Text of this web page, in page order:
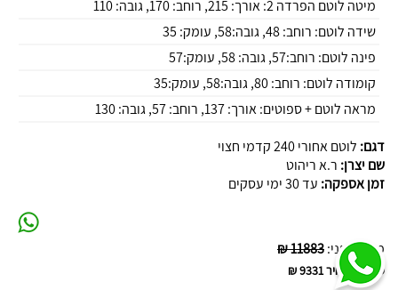
מיטה לוטם הפרדה 2: אורך: 215, רוחב: 170, גובה: 110
שידה לוטם: רוחב: 48, גובה:58, עומק: 35
פינה לוטם: רוחב:57, גובה: 58, עומק:57
קומודה לוטם: רוחב: 80, גובה:58, עומק:35
מראה לוטם + ספוטים: אורך: 137, רוחב: 57, גובה: 130
דגם: לוטם אחורי 240 קדמי חצוי
שם יצרן: ר.א ריהוט
זמן אספקה: עד 30 ימי עסקים
מחיר לפני:
11883 ₪
סה"כ המחיר9331 ₪